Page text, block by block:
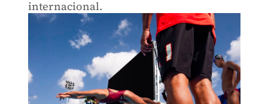
internacional.